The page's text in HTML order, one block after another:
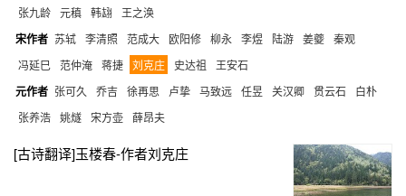
张九龄 元稹 韩翃 王之涣
宋作者 苏轼 李清照 范成大 欧阳修 柳永 李煜 陆游 姜夔 秦观
冯延巳 范仲淹 蒋捷 刘克庄 史达祖 王安石
元作者 张可久 乔吉 徐再思 卢挚 马致远 任昱 关汉卿 贯云石
白朴
张养浩 姚燧 宋方壶 薛昂夫
[古诗翻译]玉楼春-作者刘克庄